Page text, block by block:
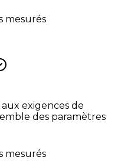
mesurés
exigences de
des paramètres
mesurés